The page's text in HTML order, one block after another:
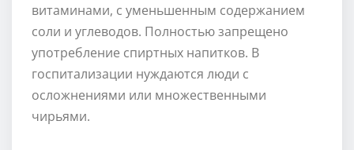
витаминами, с уменьшенным содержанием
соли и углеводов. Полностью запрещено
употребление спиртных напитков. В
госпитализации нуждаются люди с
осложнениями или множественными
чирьями.